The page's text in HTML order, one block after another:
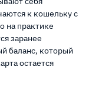
к кошельку с
на практике
заранее
баланс, который
остается